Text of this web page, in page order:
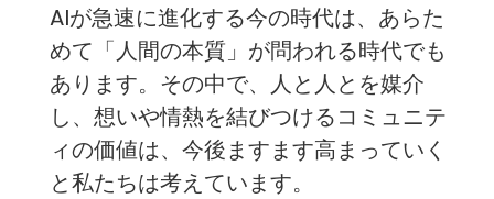
AIが急速に進化する今の時代は、あらた
めて「人間の本質」が問われる時代でも
あります。その中で、人と人とを媒介
し、想いや情熱を結びつけるコミュニテ
ィの価値は、今後ますます高まっていく
と私たちは考えています。